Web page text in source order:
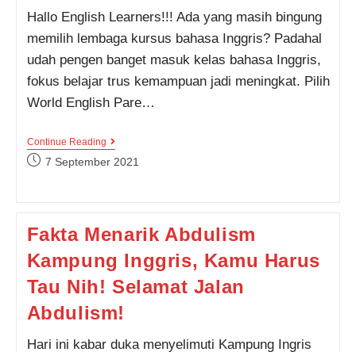
Hallo English Learners!!! Ada yang masih bingung
memilih lembaga kursus bahasa Inggris? Padahal
udah pengen banget masuk kelas bahasa Inggris,
fokus belajar trus kemampuan jadi meningkat. Pilih
World English Pare…
Continue ReadingMau
Atau
Kampung
Inggris
WE
Oktober
2021
Post7 September 2021
Fakta Menarik Abdulism
Kampung Inggris, Kamu Harus
Tau Nih! Selamat Jalan
Abdulism!
Hari ini kabar duka menyelimuti Kampung Ingris